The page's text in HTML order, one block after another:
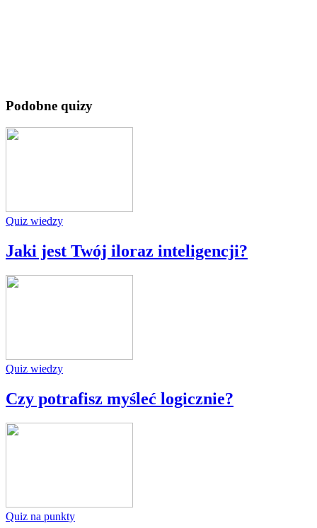
Podobne quizy
Quiz wiedzy
Jaki jest Twój iloraz inteligencji?
Quiz wiedzy
Czy potrafisz myśleć logicznie?
Quiz na punkty